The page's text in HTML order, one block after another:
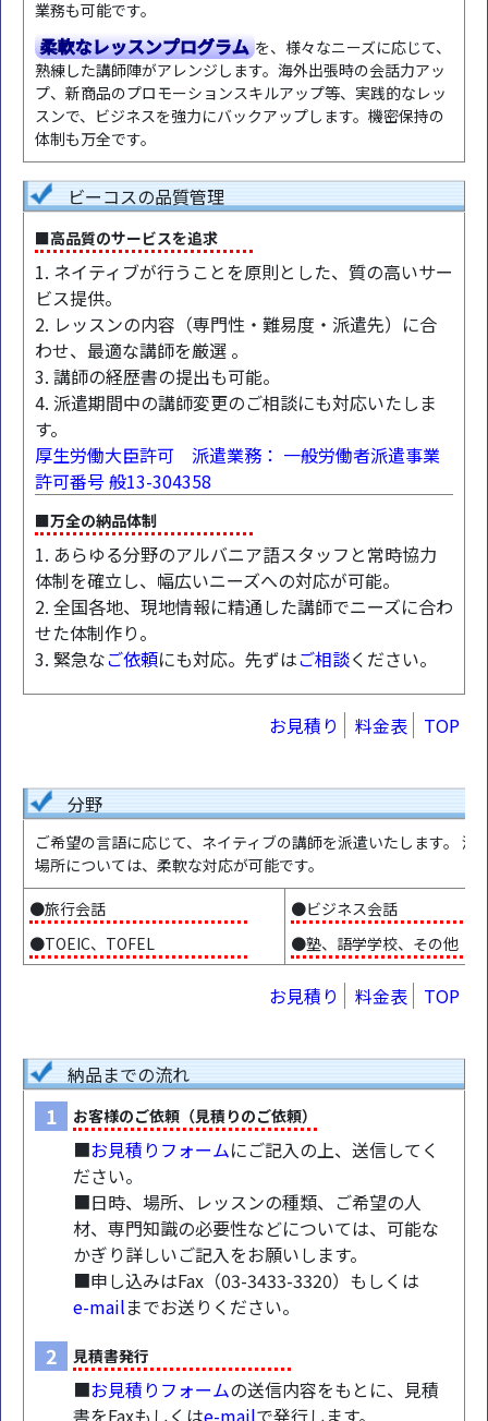
業務も可能です。
柔軟なレッスンプログラム を、様々なニーズに応じて、
熟練した講師陣がアレンジします。海外出張時の会話力アッ
プ、新商品のプロモーションスキルアップ等、実践的なレッ
スンで、ビジネスを強力にバックアップします。機密保持の
体制も万全です。
ビーコスの品質管理
■高品質のサービスを追求
1. ネイティブが行うことを原則とした、質の高いサー
ビス提供。
2. レッスンの内容（専門性・難易度・派遣先）に合
わせ、最適な講師を厳選 。
3. 講師の経歴書の提出も可能。
4. 派遣期間中の講師変更のご相談にも対応いたしま
す。
厚生労働大臣許可 派遣業務： 一般労働者派遣事業
許可番号 般13-304358
■万全の納品体制
1. あらゆる分野のアルバニア語スタッフと常時協力
体制を確立し、幅広いニーズへの対応が可能。
2. 全国各地、現地情報に精通した講師でニーズに合わ
せた体制作り。
3. 緊急なご依頼にも対応。先ずはご相談ください。
お見積り 料金表 TOP
分野
ご希望の言語に応じて、ネイティブの講師を派遣いたします。 派
場所については、柔軟な対応が可能です。
●旅行会話
●TOEIC、TOFEL
●ビジネス会話
●塾、語学学校、その他
お見積り 料金表 TOP
納品までの流れ
1 お客様のご依頼（見積りのご依頼）
■お見積りフォームにご記入の上、送信してく
ださい。
■日時、場所、レッスンの種類、ご希望の人
材、専門知識の必要性などについては、可能な
かぎり詳しいご記入をお願いします。
■申し込みはFax（03-3433-3320）もしくは
e-mailまでお送りください。
2 見積書発行
■お見積りフォームの送信内容をもとに、見積
書をFaxもしくはe-mailで発行します。